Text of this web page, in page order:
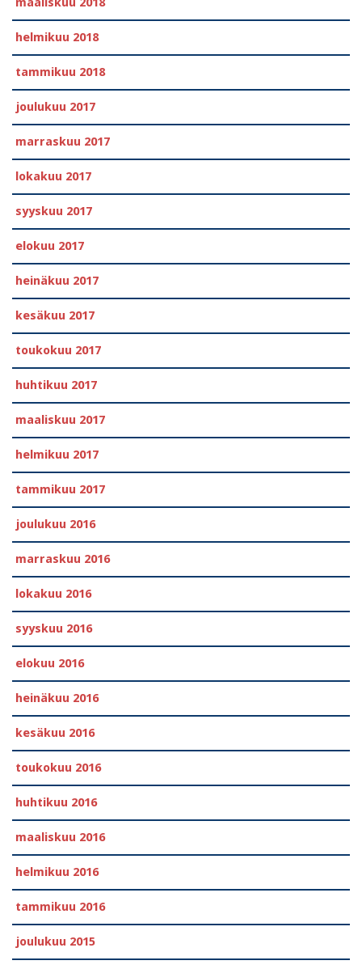
helmikuu 2018
tammikuu 2018
joulukuu 2017
marraskuu 2017
lokakuu 2017
syyskuu 2017
elokuu 2017
heinäkuu 2017
kesäkuu 2017
toukokuu 2017
huhtikuu 2017
maaliskuu 2017
helmikuu 2017
tammikuu 2017
joulukuu 2016
marraskuu 2016
lokakuu 2016
syyskuu 2016
elokuu 2016
heinäkuu 2016
kesäkuu 2016
toukokuu 2016
huhtikuu 2016
maaliskuu 2016
helmikuu 2016
tammikuu 2016
joulukuu 2015